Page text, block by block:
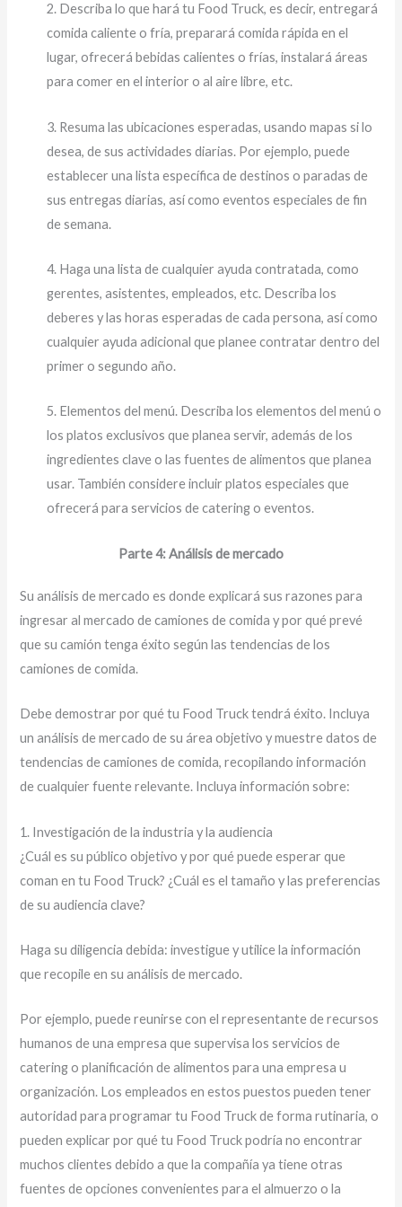
2. Describa lo que hará tu Food Truck, es decir, entregará
comida caliente o fría, preparará comida rápida en el
lugar, ofrecerá bebidas calientes o frías, instalará áreas
para comer en el interior o al aire libre, etc.
3. Resuma las ubicaciones esperadas, usando mapas si lo
desea, de sus actividades diarias. Por ejemplo, puede
establecer una lista específica de destinos o paradas de
sus entregas diarias, así como eventos especiales de fin
de semana.
4. Haga una lista de cualquier ayuda contratada, como
gerentes, asistentes, empleados, etc. Describa los
deberes y las horas esperadas de cada persona, así como
cualquier ayuda adicional que planee contratar dentro del
primer o segundo año.
5. Elementos del menú. Describa los elementos del menú o
los platos exclusivos que planea servir, además de los
ingredientes clave o las fuentes de alimentos que planea
usar. También considere incluir platos especiales que
ofrecerá para servicios de catering o eventos.
Parte 4: Análisis de mercado
Su análisis de mercado es donde explicará sus razones para
ingresar al mercado de camiones de comida y por qué prevé
que su camión tenga éxito según las tendencias de los
camiones de comida.
Debe demostrar por qué tu Food Truck tendrá éxito. Incluya
un análisis de mercado de su área objetivo y muestre datos de
tendencias de camiones de comida, recopilando información
de cualquier fuente relevante. Incluya información sobre:
1. Investigación de la industria y la audiencia
¿Cuál es su público objetivo y por qué puede esperar que
coman en tu Food Truck? ¿Cuál es el tamaño y las preferencias
de su audiencia clave?
Haga su diligencia debida: investigue y utilice la información
que recopile en su análisis de mercado.
Por ejemplo, puede reunirse con el representante de recursos
humanos de una empresa que supervisa los servicios de
catering o planificación de alimentos para una empresa u
organización. Los empleados en estos puestos pueden tener
autoridad para programar tu Food Truck de forma rutinaria, o
pueden explicar por qué tu Food Truck podría no encontrar
muchos clientes debido a que la compañía ya tiene otras
fuentes de opciones convenientes para el almuerzo o la